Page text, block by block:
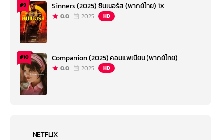
#9 Sinners (2025) ซินเนอร์ส (พากย์ไทย) 1X
0.0 2025 HD
#10 Companion (2025) คอมแพเนียน (พากย์ไทย)
0.0 2025 HD
NETFLIX